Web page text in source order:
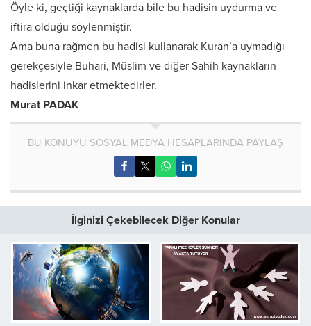
Öyle ki, geçtiği kaynaklarda bile bu hadisin uydurma ve
iftira olduğu söylenmiştir.
Ama buna rağmen bu hadisi kullanarak Kuran’a uymadığı
gerekçesiyle Buhari, Müslim ve diğer Sahih kaynakların
hadislerini inkar etmektedirler.
Murat PADAK
BU KONUYU SOSYAL MEDYA HESAPLARINDA PAYLAŞ
İlginizi Çekebilecek Diğer Konular